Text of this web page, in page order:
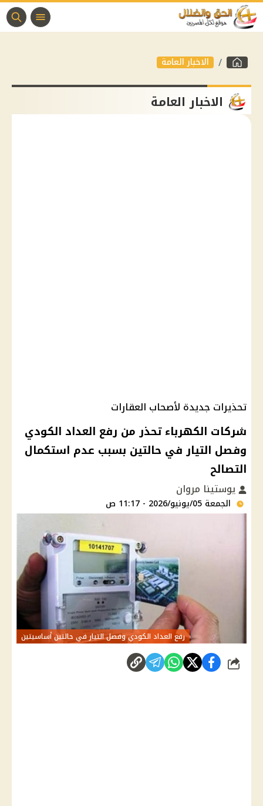
الاخبار العامة
الاخبار العامة
تحذيرات جديدة لأصحاب العقارات
شركات الكهرباء تحذر من رفع العداد الكودي
وفصل التيار في حالتين بسبب عدم استكمال
التصالح
يوستينا مروان
الجمعة 05/يونيو/2026 - 11:17 ص
رفع العداد الكودي وفصل التيار في حالتين أساسيتين
شارك